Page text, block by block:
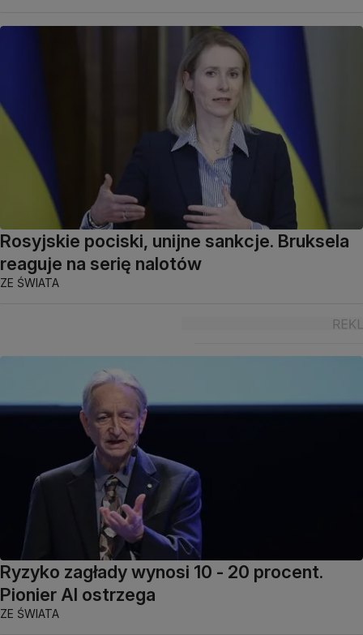
Rosyjskie pociski, unijne sankcje. Bruksela
reaguje na serię nalotów
ZE ŚWIATA
Ryzyko zagłady wynosi 10 - 20 procent.
Pionier AI ostrzega
ZE ŚWIATA